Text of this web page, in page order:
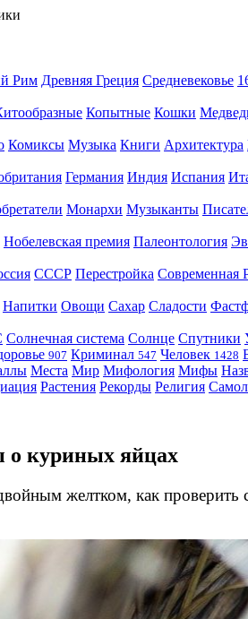
Рим Древняя Греция Средневековье
Копытные Кошки
Комиксы Музыка Книги Архитектура
Германия Индия Испания
Монархи Музыканты
Нобелевская премия Палеонтология
СССР Перестройка Современная
Напитки Овощи Сахар Сладости
Солнечная система Солнце Спутники
907 Криминал 547 Человек 1428
Места Мир Мифология Мифы
Растения Рекорды Религия
куриных яйцах
желтком, как проверить